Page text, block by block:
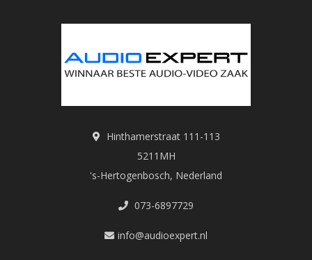
Hinthamerstraat 111-113
5211MH
's-Hertogenbosch, Nederland
073-6897729
info@audioexpert.nl